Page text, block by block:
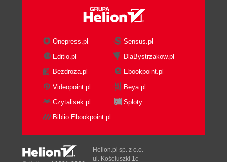
Onepress.pl
Sensus.pl
Editio.pl
DlaBystrzakow.pl
Bezdroza.pl
Ebookpoint.pl
Videopoint.pl
Beya.pl
Czytalisek.pl
Sploty
Biblio.Ebookpoint.pl
Helion.pl sp. z o.o.
ul. Kościuszki 1c